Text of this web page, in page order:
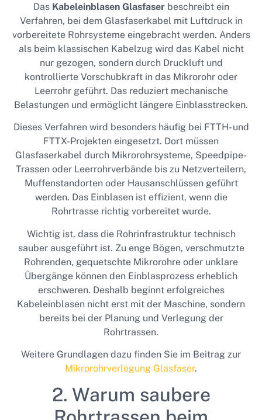
Das Kabeleinblasen Glasfaserbeschreibt ein
Verfahren, bei dem Glasfaserkabel mit Luftdruck in
vorbereitete Rohrsysteme eingebracht werden. Anders
als beim klassischen Kabelzug wird das Kabel nicht
nur gezogen, sondern durch Druckluft und
kontrollierte Vorschubkraft in das Mikrorohr oder
Leerrohr geführt. Das reduziert mechanische
Belastungen und ermöglicht längere Einblasstrecken.
Dieses Verfahren wird besonders häufig bei FTTH- und
FTTX-Projekten eingesetzt. Dort müssen
Glasfaserkabel durch Mikrorohrsysteme, Speedpipe-
Trassen oder Leerrohrverbände bis zu Netzverteilern,
Muffenstandorten oder Hausanschlüssen geführt
werden. Das Einblasen ist effizient, wenn die
Rohrtrasse richtig vorbereitet wurde.
Wichtig ist, dass die Rohrinfrastruktur technisch
sauber ausgeführt ist. Zu enge Bögen, verschmutzte
Rohrenden, gequetschte Mikrorohre oder unklare
Übergänge können den Einblasprozess erheblich
erschweren. Deshalb beginnt erfolgreiches
Kabeleinblasen nicht erst mit der Maschine, sondern
bereits bei der Planung und Verlegung der
Rohrtrassen.
Weitere Grundlagen dazu finden Sie im Beitrag zur
Mikrorohrverlegung Glasfaser.
2. Warum saubere